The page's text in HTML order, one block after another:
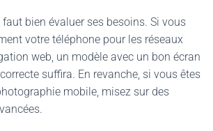
bien évaluer ses besoins. Si vous
votre téléphone pour les réseaux
web, un modèle avec un bon écran
suffira. En revanche, si vous êtes
mobile, misez sur des